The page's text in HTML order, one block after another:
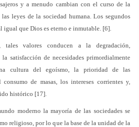
y a menudo cambian con el curso de la
leyes de la sociedad humana. Los segundos
igual que Dios es eterno e inmutable. [6].
valores conducen a la degradación,
satisfacción de necesidades primordialmente
cultura del egoísmo, la prioridad de las
consumo de masas, los intereses corrientes y,
histórico [17].
moderno la mayoría de las sociedades se
religioso, por lo que la base de la unidad de la